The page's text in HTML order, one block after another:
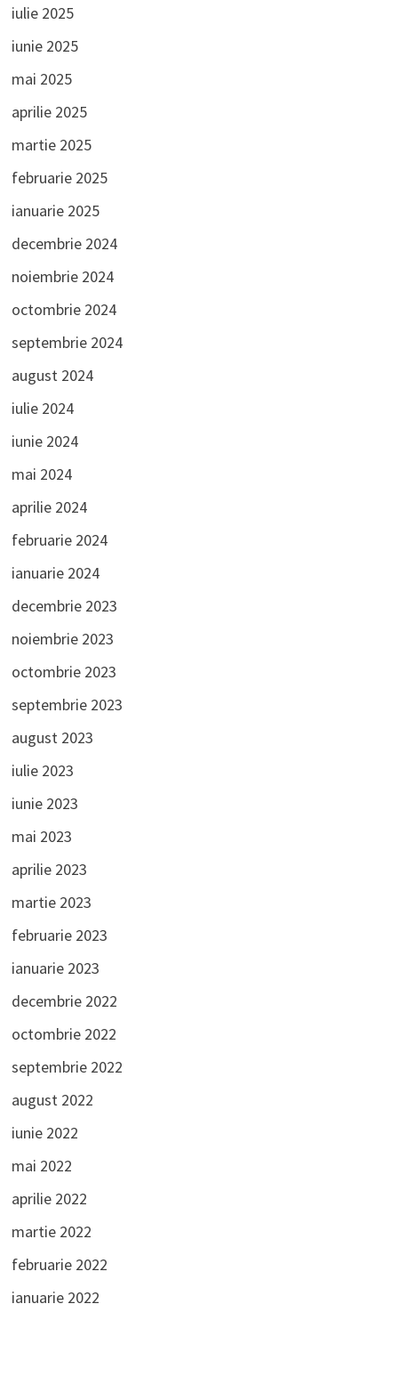
iulie 2025
iunie 2025
mai 2025
aprilie 2025
martie 2025
februarie 2025
ianuarie 2025
decembrie 2024
noiembrie 2024
octombrie 2024
septembrie 2024
august 2024
iulie 2024
iunie 2024
mai 2024
aprilie 2024
februarie 2024
ianuarie 2024
decembrie 2023
noiembrie 2023
octombrie 2023
septembrie 2023
august 2023
iulie 2023
iunie 2023
mai 2023
aprilie 2023
martie 2023
februarie 2023
ianuarie 2023
decembrie 2022
octombrie 2022
septembrie 2022
august 2022
iunie 2022
mai 2022
aprilie 2022
martie 2022
februarie 2022
ianuarie 2022